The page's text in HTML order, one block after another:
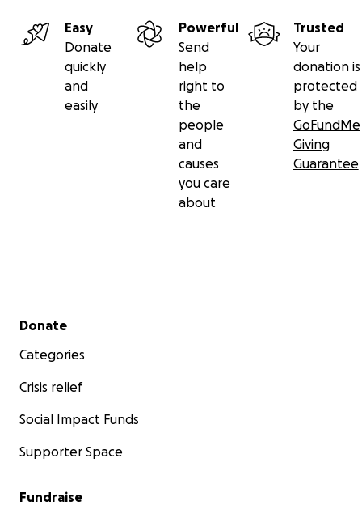
Easy
Donate
quickly
and
easily
Powerful
Send
help
right to
the
people
and
causes
you care
about
Trusted
Your
donation is
protected
by the
GoFundMe
Giving
Guarantee
Secondary menu
Donate
Categories
Crisis relief
Social Impact Funds
Supporter Space
Fundraise